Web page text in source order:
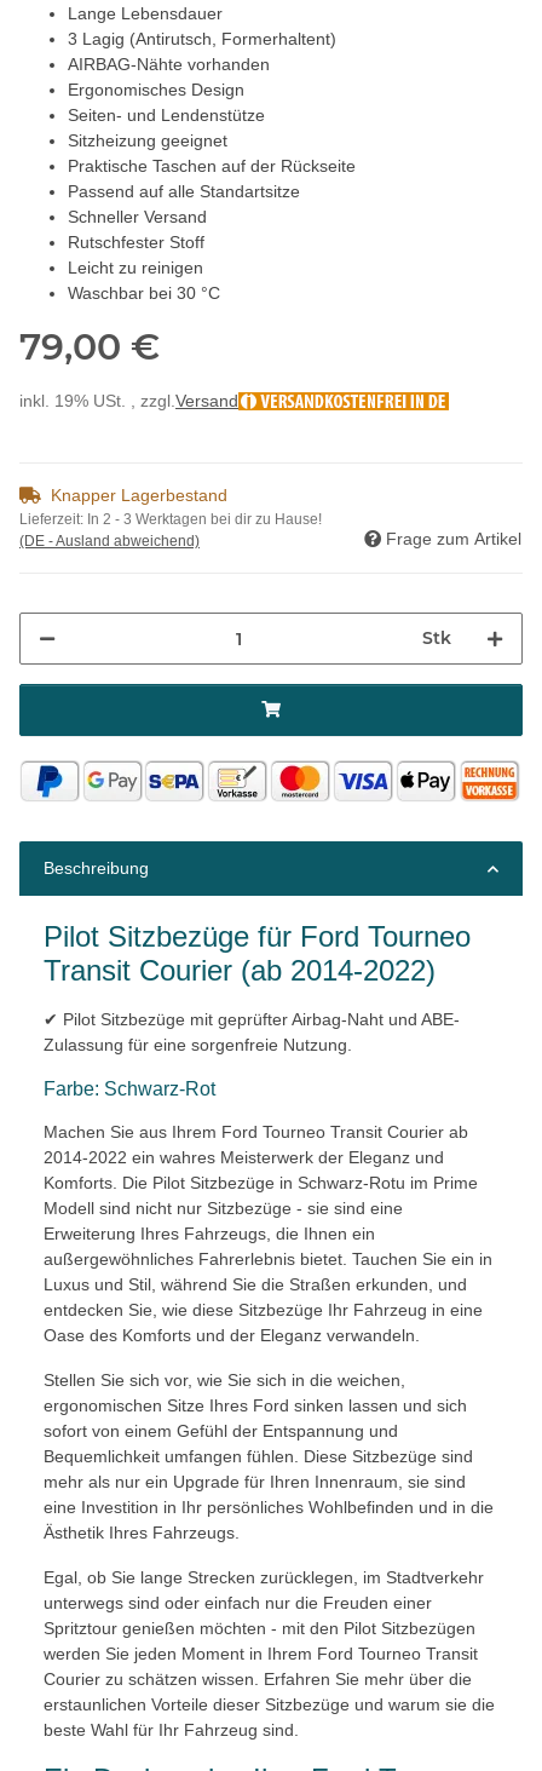
Lange Lebensdauer
3 Lagig (Antirutsch, Formerhaltent)
AIRBAG-Nähte vorhanden
Ergonomisches Design
Seiten- und Lendenstütze
Sitzheizung geeignet
Praktische Taschen auf der Rückseite
Passend auf alle Standartsitze
Schneller Versand
Rutschfester Stoff
Leicht zu reinigen
Waschbar bei 30 °C
79,00 €
inkl. 19% USt. , zzgl. Versand
Knapper Lagerbestand
Lieferzeit: In 2 - 3 Werktagen bei dir zu Hause!
(DE - Ausland abweichend)
Frage zum Artikel
Stk
Beschreibung
Pilot Sitzbezüge für Ford Tourneo
Transit Courier (ab 2014-2022)
✔ Pilot Sitzbezüge mit geprüfter Airbag-Naht und ABE-
Zulassung für eine sorgenfreie Nutzung.
Farbe: Schwarz-Rot
Machen Sie aus Ihrem Ford Tourneo Transit Courier ab
2014-2022 ein wahres Meisterwerk der Eleganz und
Komforts. Die Pilot Sitzbezüge in Schwarz-Rotu im Prime
Modell sind nicht nur Sitzbezüge - sie sind eine
Erweiterung Ihres Fahrzeugs, die Ihnen ein
außergewöhnliches Fahrerlebnis bietet. Tauchen Sie ein in
Luxus und Stil, während Sie die Straßen erkunden, und
entdecken Sie, wie diese Sitzbezüge Ihr Fahrzeug in eine
Oase des Komforts und der Eleganz verwandeln.
Stellen Sie sich vor, wie Sie sich in die weichen,
ergonomischen Sitze Ihres Ford sinken lassen und sich
sofort von einem Gefühl der Entspannung und
Bequemlichkeit umfangen fühlen. Diese Sitzbezüge sind
mehr als nur ein Upgrade für Ihren Innenraum, sie sind
eine Investition in Ihr persönliches Wohlbefinden und in die
Ästhetik Ihres Fahrzeugs.
Egal, ob Sie lange Strecken zurücklegen, im Stadtverkehr
unterwegs sind oder einfach nur die Freuden einer
Spritztour genießen möchten - mit den Pilot Sitzbezügen
werden Sie jeden Moment in Ihrem Ford Tourneo Transit
Courier zu schätzen wissen. Erfahren Sie mehr über die
erstaunlichen Vorteile dieser Sitzbezüge und warum sie die
beste Wahl für Ihr Fahrzeug sind.